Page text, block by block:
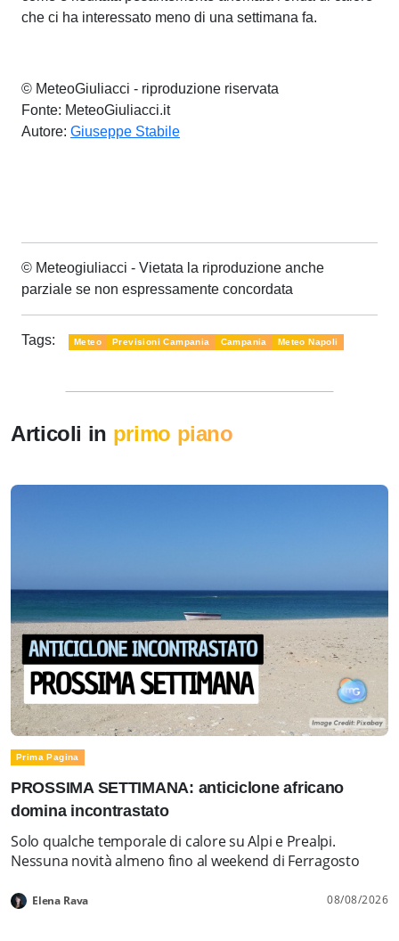
che ci ha interessato meno di una settimana fa.
© MeteoGiuliacci - riproduzione riservata
Fonte: MeteoGiuliacci.it
Autore: Giuseppe Stabile
© Meteogiuliacci - Vietata la riproduzione anche
parziale se non espressamente concordata
Tags: Meteo Previsioni Campania Campania Meteo Napoli
Articoli in primo piano
Prima Pagina
PROSSIMA SETTIMANA: anticiclone africano
domina incontrastato
Solo qualche temporale di calore su Alpi e Prealpi.
Nessuna novità almeno fino al weekend di Ferragosto
Elena Rava 08/08/2026